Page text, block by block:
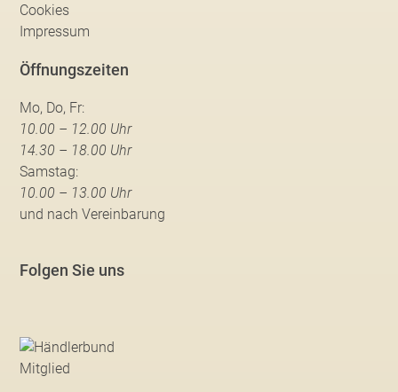
Cookies
Impressum
Öffnungszeiten
Mo, Do, Fr:
10.00 – 12.00 Uhr
14.30 – 18.00 Uhr
Samstag:
10.00 – 13.00 Uhr
und nach Vereinbarung
Folgen Sie uns